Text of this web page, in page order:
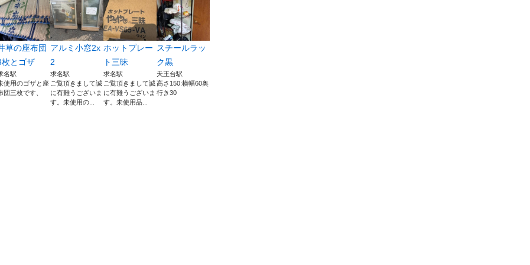
草の座布団
枚とゴザ
名駅
使用のゴザと座
団三枚です、
アルミ小窓2x
2
求名駅
ご覧頂きまして誠
に有難うございま
す。未使用の...
ホットプレー
ト三昧
求名駅
ご覧頂きまして誠
に有難うございま
す。未使用品...
スチールラッ
ク黒
天王台駅
高さ150:横幅60奥
行き30